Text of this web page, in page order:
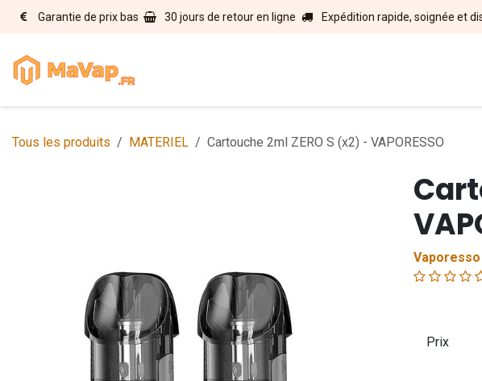
Se rendre au contenu
Garantie de prix bas 30 jours de retour en ligne Expédition rapide, soignée et
Tous les produits MATERIEL Cartouche 2ml ZERO S (x2) - VAPORESSO
Vaporesso
Prix